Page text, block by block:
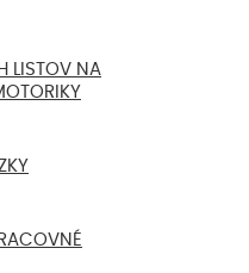
LISTOV NA